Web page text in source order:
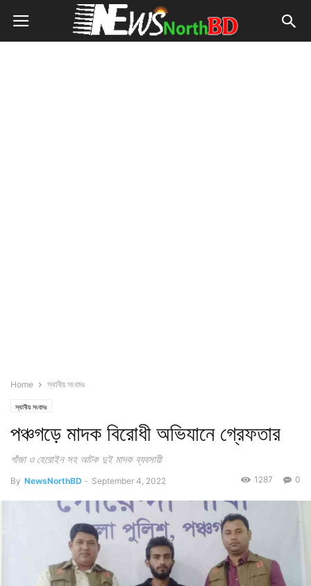
Home স্থানীয় সংবাদঃ
স্থানীয় সংবাদঃ
পঞ্চগড়ে মাদক বিরোধী অভিযানে গ্রেফতার
গাঁজা ও হেরোইন সহ আটক দুই মাদক ব্যবসায়ী
By NewsNorthBD - September 4, 2022 0
1287